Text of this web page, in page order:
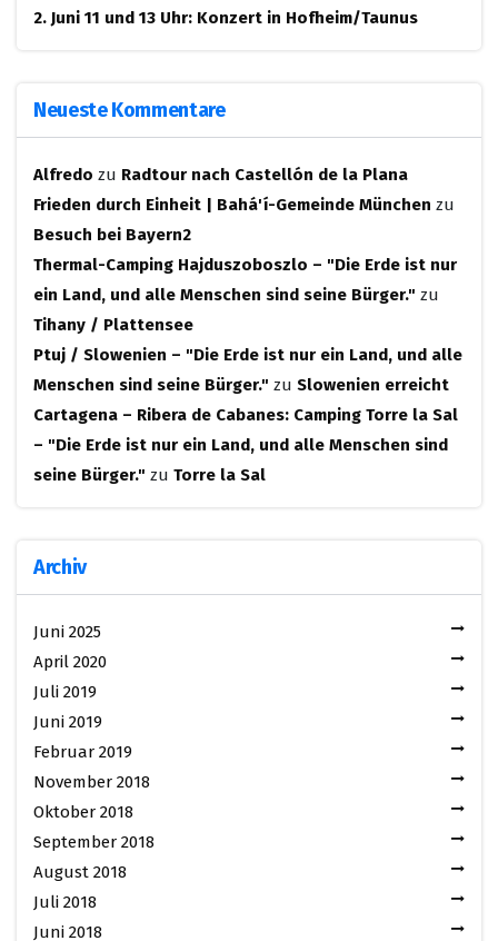
2. Juni 11 und 13 Uhr: Konzert in Hofheim/Taunus
Neueste Kommentare
Alfredo zu Radtour nach Castellón de la Plana
Frieden durch Einheit | Bahá'í-Gemeinde München zu
Besuch bei Bayern2
Thermal-Camping Hajduszoboszlo – "Die Erde ist nur
ein Land, und alle Menschen sind seine Bürger." zu
Tihany / Plattensee
Ptuj / Slowenien – "Die Erde ist nur ein Land, und alle
Menschen sind seine Bürger." zu Slowenien erreicht
Cartagena – Ribera de Cabanes: Camping Torre la Sal
– "Die Erde ist nur ein Land, und alle Menschen sind
seine Bürger." zu Torre la Sal
Archiv
Juni 2025
April 2020
Juli 2019
Juni 2019
Februar 2019
November 2018
Oktober 2018
September 2018
August 2018
Juli 2018
Juni 2018